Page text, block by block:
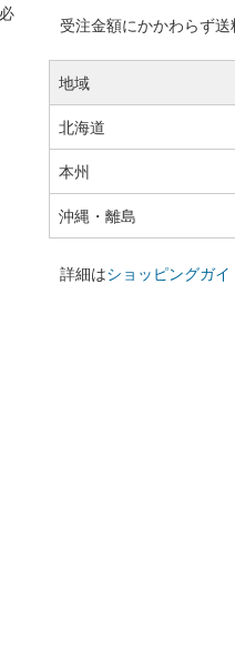
受注金額にかかわらず
地域
北海道
本州
沖縄・離島
詳細はショッピングガイ